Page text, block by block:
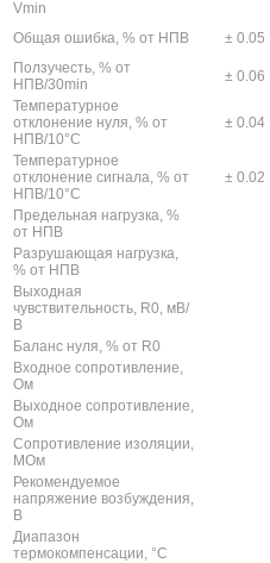
Vmin
Общая ошибка, % от НПВ
± 0.05
Ползучесть, % от
НПВ/30min
± 0.06
Температурное
отклонение нуля, % от
НПВ/10°С
± 0.04
Температурное
отклонение сигнала, % от
НПВ/10°С
± 0.02
Предельная нагрузка, %
от НПВ
Разрушающая нагрузка,
% от НПВ
Выходная
чувствительность, R0, мВ/
В
Баланс нуля, % от R0
Входное сопротивление,
Ом
Выходное сопротивление,
Ом
Сопротивление изоляции,
МОм
Рекомендуемое
напряжение возбуждения,
В
Диапазон
термокомпенсации, °С